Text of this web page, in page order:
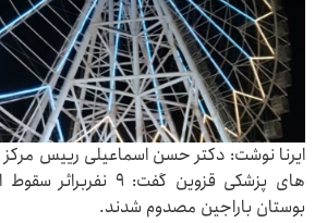
ایرنا نوشت: دکتر حسن اسماعیلی رییس
های پزشکی قزوین گفت:
بوستان باراجین مصدوم شدند.